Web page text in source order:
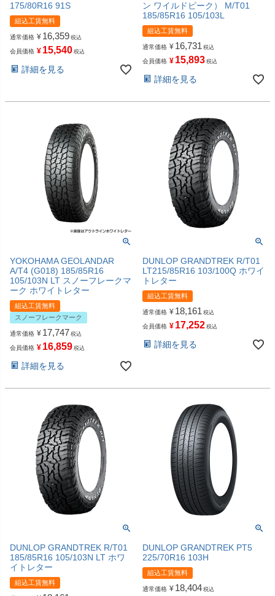
175/80R16 91S
組込工賃無料
通常価格 ¥ 16,359 税込
会員価格 ¥ 15,540 税込
詳細を見る
ン ワイルドピーク） M/T01
185/85R16 105/103L
組込工賃無料
通常価格 ¥ 16,731 税込
会員価格 ¥ 15,893 税込
詳細を見る
YOKOHAMA GEOLANDAR
A/T4 (G018) 185/85R16
105/103N LT スノーフレークマ
ーク ホワイトレター
組込工賃無料
スノーフレークマーク
通常価格 ¥ 17,747 税込
会員価格 ¥ 16,859 税込
詳細を見る
DUNLOP GRANDTREK R/T01
LT215/85R16 103/100Q ホワイ
トレター
組込工賃無料
通常価格 ¥ 18,161 税込
会員価格 ¥ 17,252 税込
詳細を見る
DUNLOP GRANDTREK R/T01
185/85R16 105/103N LT ホワ
イトレター
組込工賃無料
DUNLOP GRANDTREK PT5
225/70R16 103H
組込工賃無料
通常価格 ¥ 18,404 税込